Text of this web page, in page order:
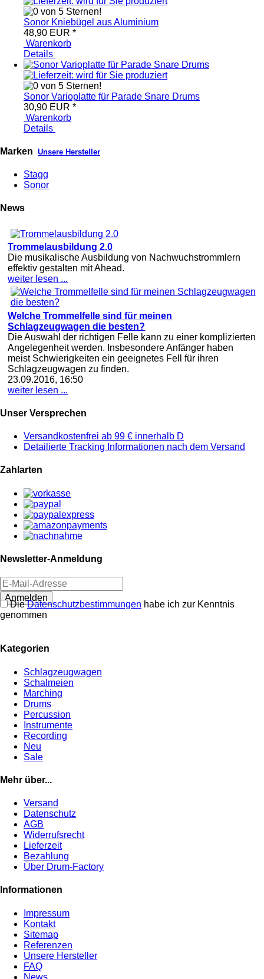
Sonor Kniebügel aus Aluminium
48,90 EUR *
Warenkorb
Details
Sonor Varioplatte für Parade Snare Drums
30,90 EUR *
Warenkorb
Details
Marken Unsere Hersteller
Stagg
Sonor
News
Trommelausbildung 2.0
Die musikalische Ausbildung von Nachwuchstrommlern
effektiv gestalten mit Ahead.
weiter lesen ...
Welche Trommelfelle sind für meinen
Schlagzeugwagen die besten?
Die Auswahl der richtigen Felle kann zu einer komplizierten
Angelegenheit werden. Insbesondere Anfänger haben
meist Schwierigkeiten ein geeignetes Fell für ihren
Schlagzeugwagen zu finden.
23.09.2016, 16:50
weiter lesen ...
Unser Versprechen
Versandkostenfrei ab 99 € innerhalb D
Detailierte Tracking Informationen nach dem Versand
Zahlarten
Newsletter-Anmeldung
Anmelden
DieDatenschutzbestimmungen habe ich zur Kenntnis
genommen
Kategorien
Schlagzeugwagen
Schalmeien
Marching
Drums
Percussion
Instrumente
Recording
Neu
Sale
Mehr über...
Versand
Datenschutz
AGB
Widerrufsrecht
Lieferzeit
Bezahlung
Über Drum-Factory
Informationen
Impressum
Kontakt
Sitemap
Referenzen
Unsere Hersteller
FAQ
News